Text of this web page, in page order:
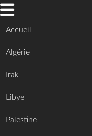
Accueil
Algérie
Irak
Libye
Palestine